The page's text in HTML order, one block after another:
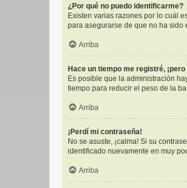
¿Por qué no puedo identificarme?
Existen varias razones por lo cuál
para asegurarse de que no ha sido
Arriba
Hace un tiempo me registré,
Es posible que la administración
tiempo para reducir el peso de la
Arriba
¡Perdí mi contraseña!
No se asuste, ¡calma! Si su
identificado nuevamente en muy
Arriba